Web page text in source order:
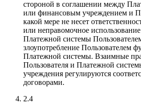
стороной в соглашении между
или финансовым учреждением и
какой мере не несет
или неправомочное
Платежной системы
злоупотребление Пользователем
Платежной системы. Взаимные
Пользователя и Платежной
учреждения регулируются
договорами.
2.4